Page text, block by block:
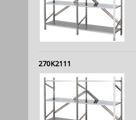
270K2111